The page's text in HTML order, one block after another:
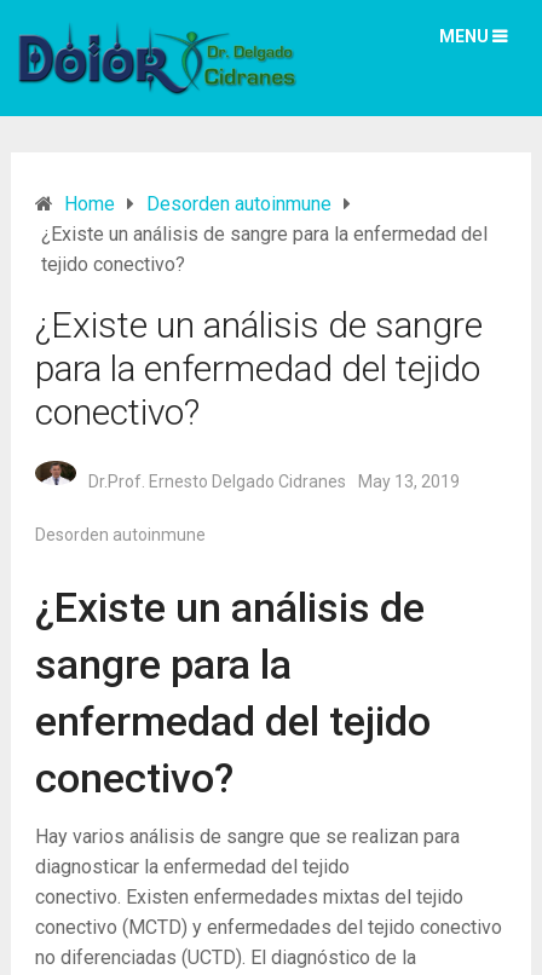
MENU
Home
Desorden autoinmune
¿Existe un análisis de sangre para la enfermedad del
tejido conectivo?
¿Existe un análisis de sangre
para la enfermedad del tejido
conectivo?
Dr.Prof. Ernesto Delgado Cidranes May 13, 2019
Desorden autoinmune
¿Existe un análisis de
sangre para la
enfermedad del tejido
conectivo?
Hay varios análisis de sangre que se realizan para
diagnosticar la enfermedad del tejido
conectivo. Existen enfermedades mixtas del tejido
conectivo (MCTD) y enfermedades del tejido conectivo
no diferenciadas (UCTD). El diagnóstico de la